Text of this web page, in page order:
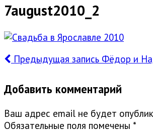
7august2010_2
Предыдущая запись Фёдор и
Добавить комментарий
Ваш адрес email не будет
Обязательные поля помечены *